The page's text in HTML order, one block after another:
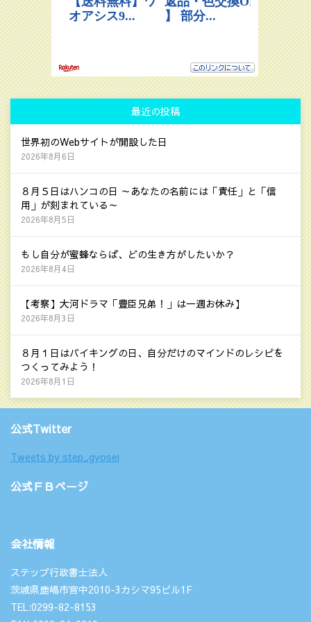
最近の投稿
世界初のWebサイトが開設した日
2026年8月6日
８月５日はハンコの日 ～あなたの名前には「責任」と「信
用」が刻まれている～
2026年8月5日
もし自分が蜜蜂ならば、どの生き方がしたいか？
2026年8月4日
【考察】大河ドラマ「豊臣兄弟！」は一週お休み】
2026年8月3日
８月１日はバイキングの日、自分だけのマインドのレシピを
つくってみよう！
2026年8月1日
公式Twitter
Tweets by step_gyosei
公式ＦＢページ
会社情報
ステップ行政書士法人
茨城県鹿嶋市宮中2010-3カシマ95ビル1F
TEL:0299-82-8153